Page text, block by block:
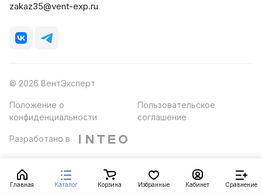
Главная Каталог Корзина Избранные Кабинет Сравнение
zakaz35@vent-exp.ru
© 2026 ВентЭксперт
Положение о
конфиденциальности
Пользовательское
соглашение
Разработано в